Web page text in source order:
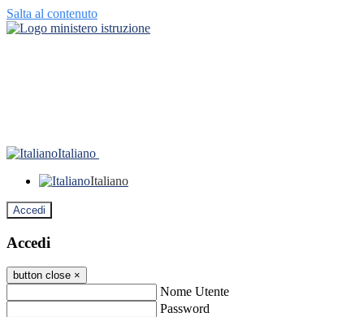
Salta al contenuto
Italiano
Italiano
Accedi
Accedi
button close ×
Nome Utente
Password